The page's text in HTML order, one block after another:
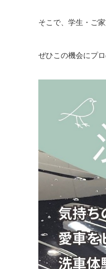
そこで、学生・ご
ぜひこの機会にプ